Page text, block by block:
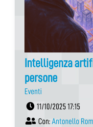
Intelligenza
persone
Eventi
11/10/2025 17:15
Con: Antonello